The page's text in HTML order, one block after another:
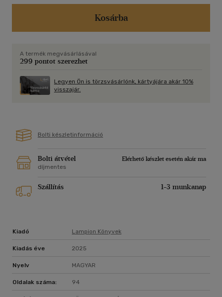
A LAMPION START sorozat azoknak a kezdő olvasóknak
készült, akik már önállóan szeretnének hosszabb könyvekkel
A könyv borítóján a logó VILÁGÍT a sötétben!
A LAMPION START sorozat kötetei:
Herendi Viki: Boszi és Mákszem kalandjai
Komjáthy Nessie: Hangfaló és a titokszedő
Kosárba
A termék megvásárlásával
299 pontot szerezhet
Legyen Ön is törzsvásárlónk, kártyájára akár 10%
visszajár.
Bolti készletinformáció
Bolti átvétel
Elérhető készlet esetén akár ma
díjmentes
Szállítás 1-3 munkanap
Kiadó Lampion Könyvek
Kiadás éve 2025
Nyelv MAGYAR
Oldalak száma: 94